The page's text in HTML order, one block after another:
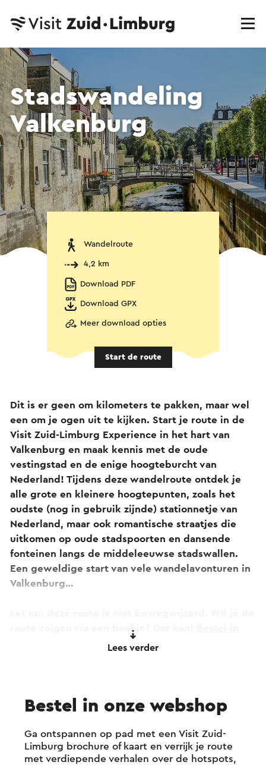
Stadswandeling
Valkenburg
Wandelroute
4,2 km
Download PDF
Download GPX
Meer download opties
Start de route
Dit is er geen om kilometers te pakken, maar wel
een om je ogen uit te kijken. Start je route in de
Visit Zuid-Limburg Experience in het hart van
Valkenburg en maak kennis met de oude
vestingstad en de enige hoogteburcht van
Nederland! Tijdens deze wandelroute ontdek je
alle grote en kleinere hoogtepunten, zoals het
oudste (nog in gebruik zijnde) stationnetje van
Nederland, maar ook romantische straatjes die
uitkomen op oude stadspoorten en dansende
fonteinen langs de middeleeuwse stadswallen.
Een geweldige start van vele wandelavonturen in
Valkenburg…
route volgen via een boekje? Dat kan!
of koop 'm voor € 3,25 in onze
Lees verder
Bestel in onze webshop
Ga ontspannen op pad met een Visit Zuid-
Limburg brochure of kaart en verrijk je route
met verdiepende verhalen over de hotspots,